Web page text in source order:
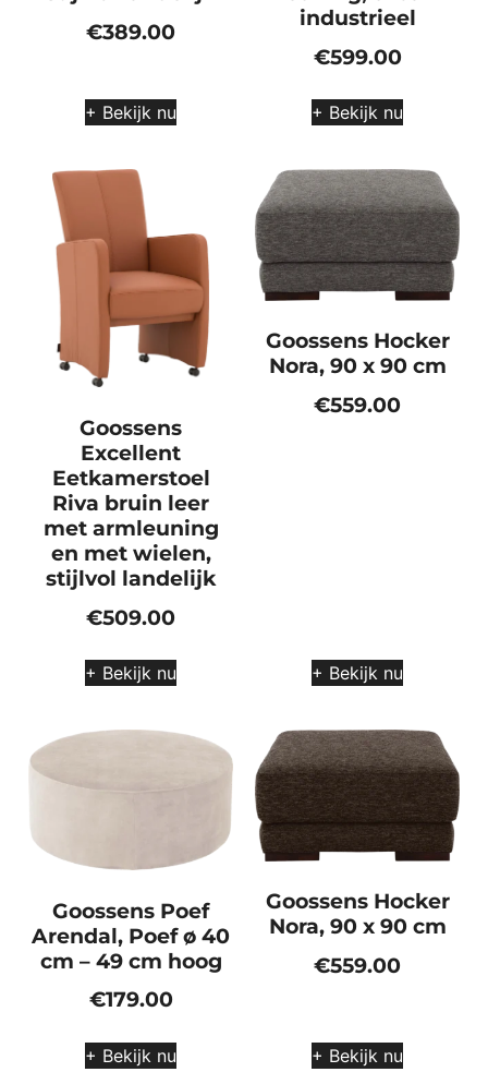
€389.00
+ Bekijk nu
industrieel
€599.00
+ Bekijk nu
Goossens
Excellent
Eetkamerstoel
Riva bruin leer
met armleuning
en met wielen,
stijlvol landelijk
€509.00
+ Bekijk nu
Goossens Hocker
Nora, 90 x 90 cm
€559.00
+ Bekijk nu
Goossens Poef
Arendal, Poef ø 40
cm – 49 cm hoog
€179.00
+ Bekijk nu
Goossens Hocker
Nora, 90 x 90 cm
€559.00
+ Bekijk nu